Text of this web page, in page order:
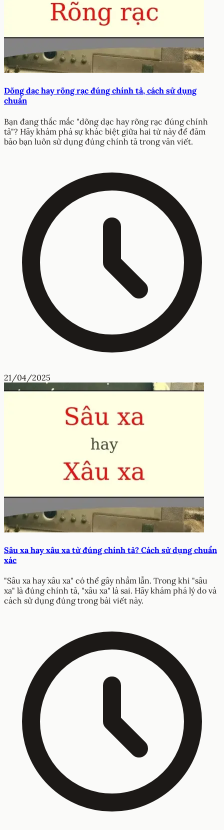
Dõng dạc hay rõng rạc đúng chính tả, cách sử dụng
chuẩn
Bạn đang thắc mắc "dõng dạc hay rõng rạc đúng chính
tả"? Hãy khám phá sự khác biệt giữa hai từ này để đảm
bảo bạn luôn sử dụng đúng chính tả trong văn viết.
21/04/2025
Sâu xa hay xâu xa từ đúng chính tả? Cách sử dụng chuẩn
xác
"Sâu xa hay xâu xa" có thể gây nhầm lẫn. Trong khi "sâu
xa" là đúng chính tả, "xâu xa" là sai. Hãy khám phá lý do và
cách sử dụng đúng trong bài viết này.